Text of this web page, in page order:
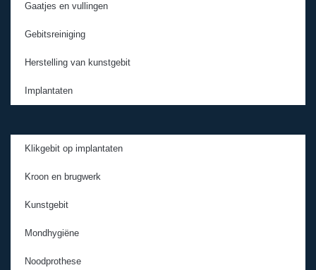
Gaatjes en vullingen
Gebitsreiniging
Herstelling van kunstgebit
Implantaten
Klikgebit op implantaten
Kroon en brugwerk
Kunstgebit
Mondhygiëne
Noodprothese